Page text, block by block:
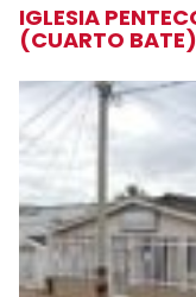
IGLESIA
(CUARTO BATE)